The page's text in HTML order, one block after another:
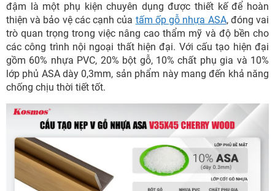
đậm là một phụ kiện chuyên dụng được thiết kế để hoàn
thiện và bảo vệ các cạnh của tấm ốp gỗ nhựa ASA, đóng vai
trò quan trọng trong việc nâng cao thẩm mỹ và độ bền cho
các công trình nội ngoại thất hiện đại. Với cấu tạo hiện đại
gồm 60% nhựa PVC, 20% bột gỗ, 10% chất phụ gia và 10%
lớp phủ ASA dày 0,3mm, sản phẩm này mang đến khả năng
chống chịu thời tiết tốt.